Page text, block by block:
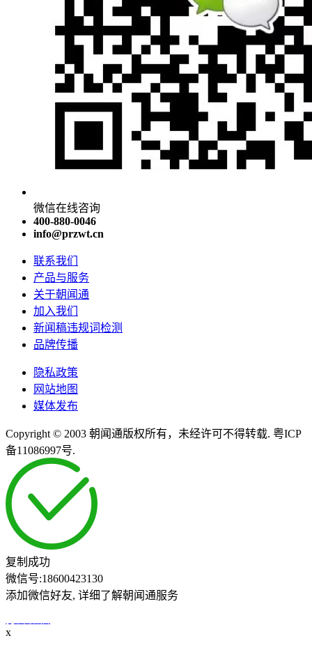
微信在线咨询
400-880-0046
info@przwt.cn
联系我们
产品与服务
关于朝闻通
加入我们
新闻稿违规词检测
品牌传播
隐私政策
网站地图
媒体发布
Copyright © 2003 朝闻通版权所有，未经许可不得转载. 粤ICP
备11086997号.
复制成功
微信号:18600423130
添加微信好友, 详细了解朝闻通服务
x